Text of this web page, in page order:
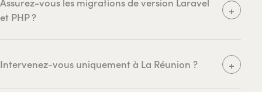
et PHP ?
+
Intervenez-vous uniquement à La Réunion ? +